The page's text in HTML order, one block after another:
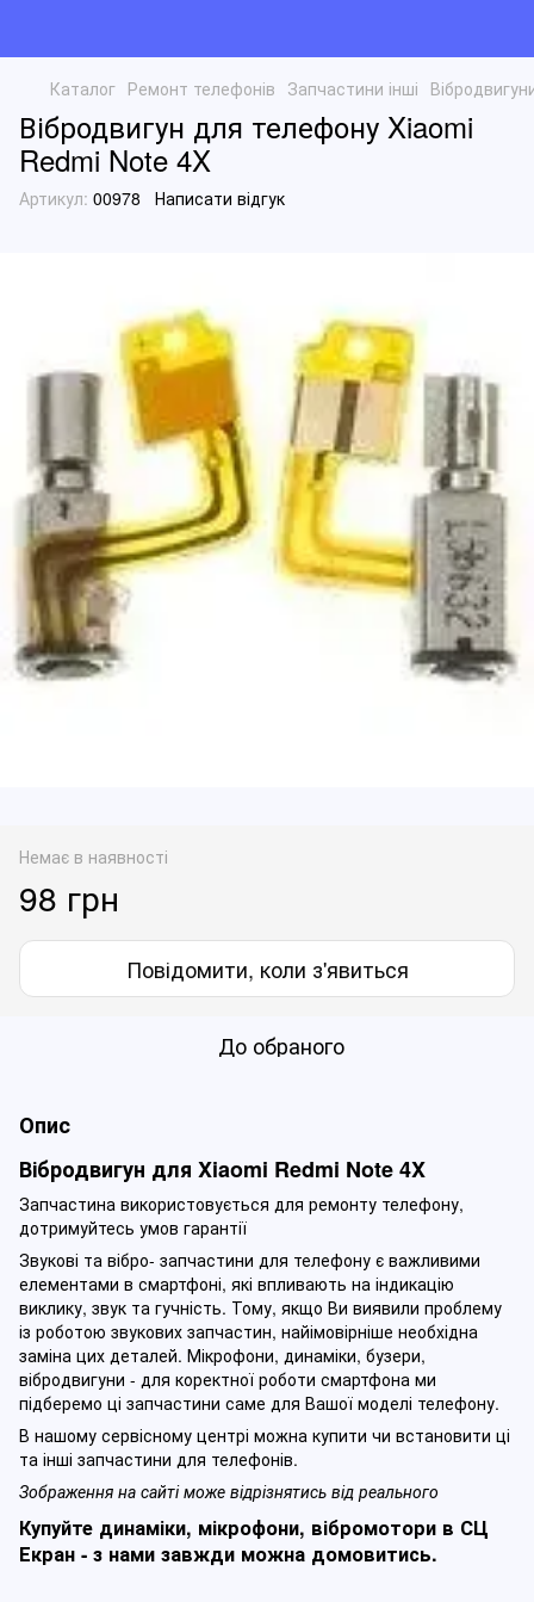
Каталог Ремонт телефонів Запчастини інші
Вібродвигун для телефону Xiaomi
Redmi Note 4X
Артикул: 00978 Написати відгук
Немає в наявності
98 грн
Повідомити, коли з'явиться
До обраного
Опис
Вібродвигун для Xiaomi Redmi Note 4X
Запчастина використовується для ремонту телефону,
дотримуйтесь умов гарантії
Звукові та вібро- запчастини для телефону є важливими
елементами в смартфоні, які впливають на індикацію
виклику, звук та гучність. Тому, якщо Ви виявили проблему
із роботою звукових запчастин, найімовірніше необхідна
заміна цих деталей. Мікрофони, динаміки, бузери,
вібродвигуни - для коректної роботи смартфона ми
підберемо ці запчастини саме для Вашої моделі телефону.
В нашому сервісному центрі можна купити чи встановити ці
та інші запчастини для телефонів.
Зображення на сайті може відрізнятись від реального
Купуйте динаміки, мікрофони, вібромотори в СЦ
Екран - з нами завжди можна домовитись.